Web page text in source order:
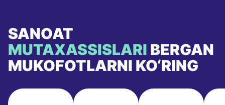
SANOAT
MUTAXASSISLARI BERGAN
MUKOFOTLARNI KO‘RING